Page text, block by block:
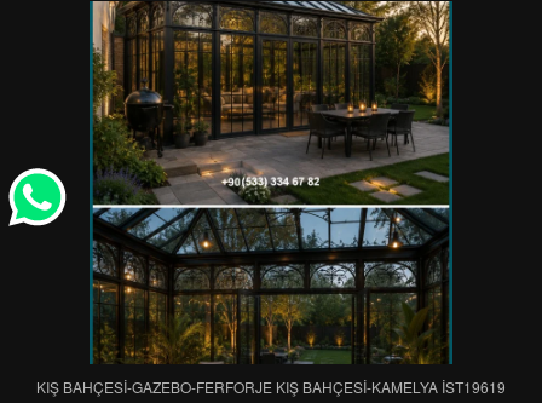
KIŞ BAHÇESİ-GAZEBO-FERFORJE KIŞ BAHÇESİ-KAMELYA IST19619